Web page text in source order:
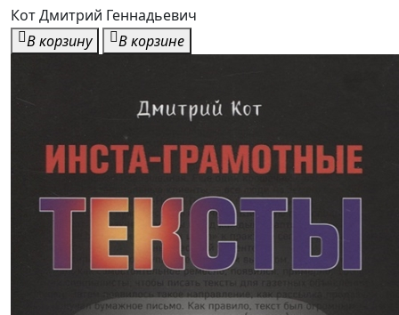
Кот Дмитрий Геннадьевич
В корзину
В корзине